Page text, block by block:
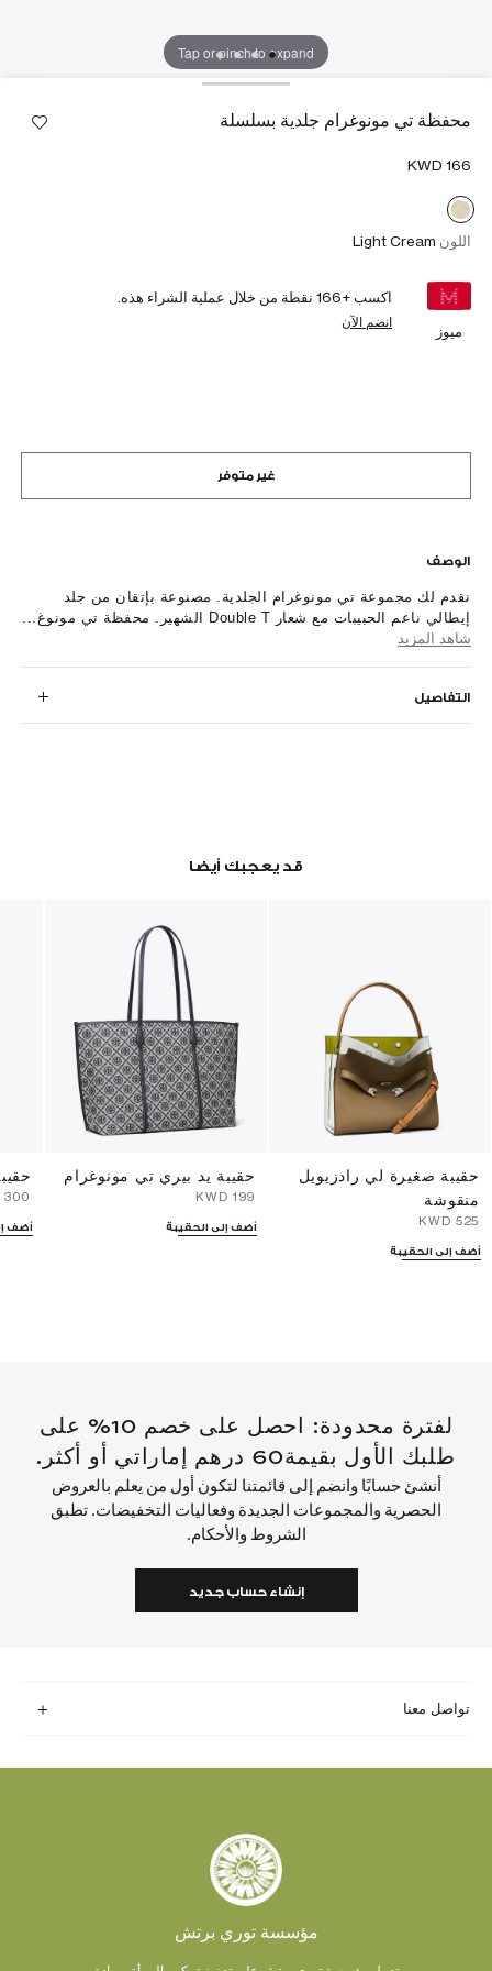
Tap or pinch to expand
محفظة تي مونوغرام جلدية بسلسلة
اللون Light Cream
ميوز
اكسب +166 نقطة من خلال عملية الشراء هذه.
انضم الآن
غير متوفر
الوصف
نقدم لك مجموعة تي مونوغرام الجلدية. مصنوعة بإتقان من جلد
إيطالي ناعم الحبيبات مع شعار Double T الشهير. محفظة تي مونوغ...
شاهد المزيد
التفاصيل
قد يعجبك أيضا
حقيبة صغيرة لي رادزيويل
منقوشة
أضف إلى الحقيبة
حقيبة يد بيري تي مونوغرام
أضف إلى الحقيبة أضف
لفترة محدودة: احصل على خصم 10% على
طلبك الأول بقيمة60 درهم إماراتي أو أكثر.
أنشئ حسابًا وانضم إلى قائمتنا لتكون أول من يعلم بالعروض
الحصرية والمجموعات الجديدة وفعاليات التخفيضات. تطبق
الشروط والأحكام.
إنشاء حساب جديد
تواصل معنا
مؤسسة توري برتش